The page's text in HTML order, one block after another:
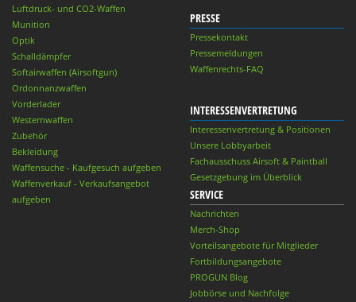
Luftdruck- und CO2-Waffen
Munition
Optik
Schalldämpfer
Softairwaffen (Airsoftgun)
Ordonnanzwaffen
Vorderlader
Westernwaffen
Zubehör
Bekleidung
Waffensuche - Kaufgesuch aufgeben
Waffenverkauf - Verkaufsangebot
aufgeben
PRESSE
Pressekontakt
Pressemeldungen
Waffenrechts-FAQ
INTERESSENVERTRETUNG
Interessenvertretung & Positionen
Unsere Lobbyarbeit
Fachausschuss Airsoft & Paintball
Gesetzgebung im Überblick
SERVICE
Nachrichten
Merch-Shop
Vorteilsangebote für Mitglieder
Fortbildungsangebote
PROGUN Blog
Jobbörse und Nachfolge